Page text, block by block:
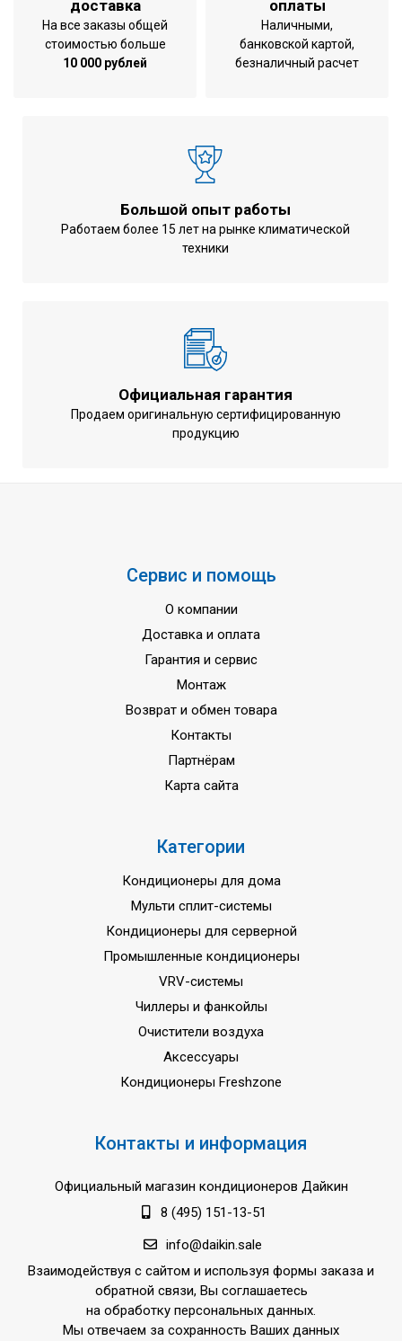
Потребляемая мощность (
охлаждение )
94 Вт
Потребляемая мощность ( нагрев
Воздухообмен при обогреве
Габариты внутреннего блока
Вес внутреннего блока
28 кг
Минимальный уровень шума
Управление компрессором
Марка хладагента
Напряжение питания
220 - 240 вольт
доставка
На все заказы общей
стоимостью больше
10 000 рублей
оплаты
Наличными,
банковской картой,
безналичный расчет
Большой опыт работы
Работаем более 15 лет на рынке климатической
техники
Официальная гарантия
Продаем оригинальную сертифицированную
продукцию
Сервис и помощь
О компании
Доставка и оплата
Гарантия и сервис
Монтаж
Возврат и обмен товара
Контакты
Партнёрам
Карта сайта
Категории
Кондиционеры для дома
Мульти сплит-системы
Кондиционеры для серверной
Промышленные кондиционеры
VRV-системы
Чиллеры и фанкойлы
Очистители воздуха
Аксессуары
Кондиционеры Freshzone
Контакты и информация
Официальный магазин кондиционеров Дайкин
8 (495) 151-13-51
info@daikin.sale
Взаимодействуя с сайтом и используя формы заказа и
обратной связи, Вы соглашаетесь
на обработку персональных данных.
Мы отвечаем за сохранность Ваших данных